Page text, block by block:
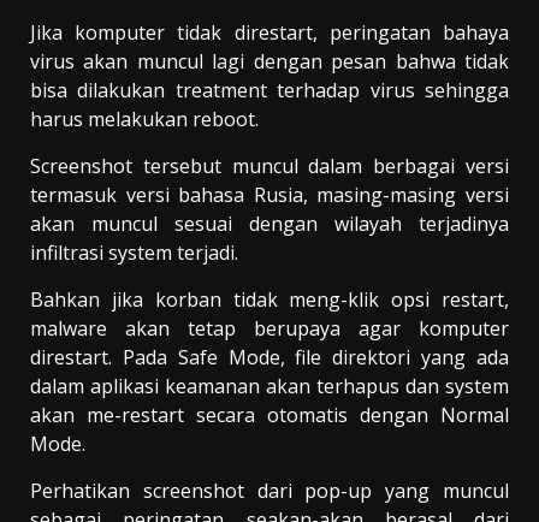
Jika komputer tidak direstart, peringatan bahaya
virus akan muncul lagi dengan pesan bahwa tidak
bisa dilakukan treatment terhadap virus sehingga
harus melakukan reboot.
Screenshot tersebut muncul dalam berbagai versi
termasuk versi bahasa Rusia, masing-masing versi
akan muncul sesuai dengan wilayah terjadinya
infiltrasi system terjadi.
Bahkan jika korban tidak meng-klik opsi restart,
malware akan tetap berupaya agar komputer
direstart. Pada Safe Mode, file direktori yang ada
dalam aplikasi keamanan akan terhapus dan system
akan me-restart secara otomatis dengan Normal
Mode.
Perhatikan screenshot dari pop-up yang muncul